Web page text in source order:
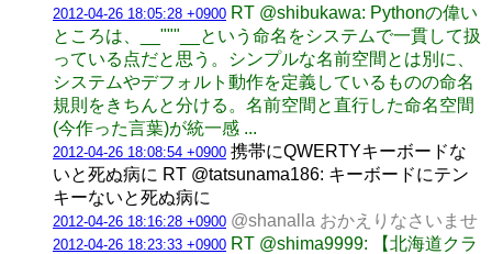
2012-04-26 18:05:28 +0900 RT @shibukawa: Pythonの偉い
ところは、__"""__という命名をシステムで一貫して扱
っている点だと思う。シンプルな名前空間とは別に、
システムやデフォルト動作を定義しているものの命名
規則をきちんと分ける。名前空間と直行した命名空間
(今作った言葉)が統一感 ...
2012-04-26 18:08:54 +0900 携帯にQWERTYキーボードな
いと死ぬ病に RT @tatsunama186: キーボードにテン
キーないと死ぬ病に
2012-04-26 18:16:28 +0900 @shanalla おかえりなさいませ
2012-04-26 18:23:33 +0900 RT @shima9999: 【北海道クラ